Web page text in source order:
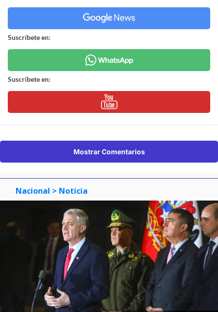
Suscríbete en:
Suscríbete en:
Mostrar Comentarios
Nacional > Noticia